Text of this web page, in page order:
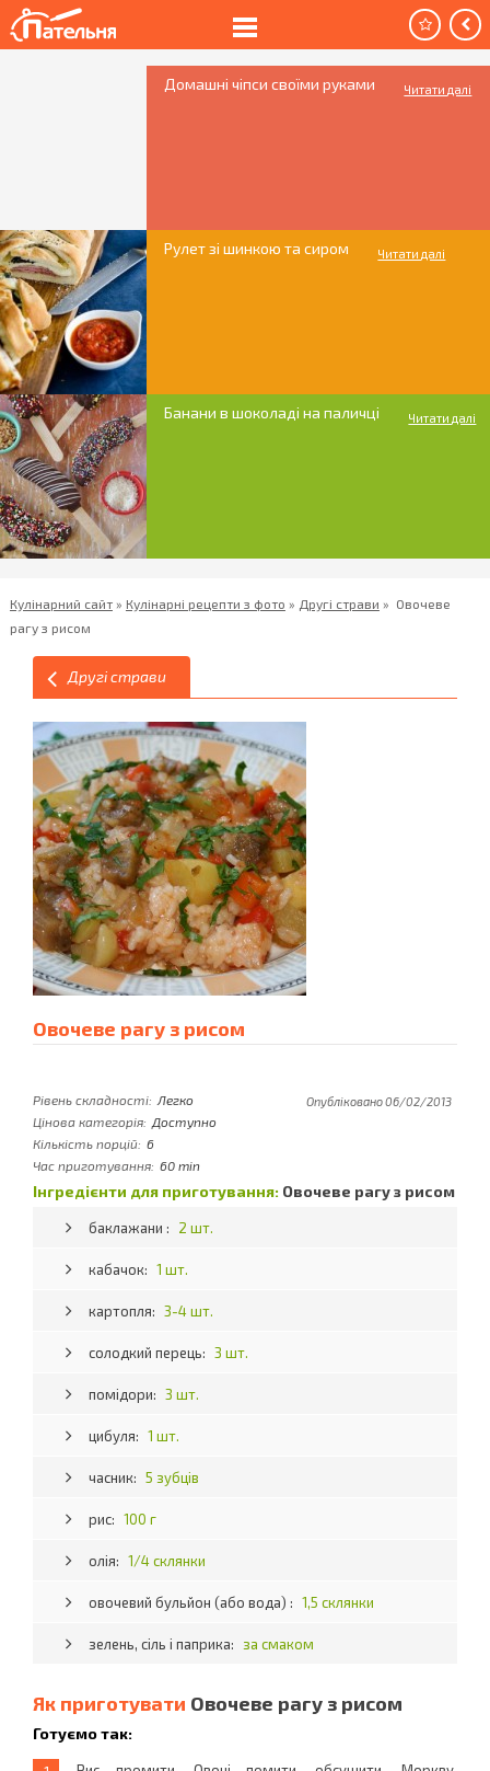
Домашні чіпси своїми руками Читати далі
Рулет зі шинкою та сиром Читати далі
Банани в шоколаді на паличці Читати далі
Кулінарний сайт» Кулінарні рецепти з фото » Другі страви » Овочеве
рагу з рисом
Другі страви
Овочеве рагу з рисом
Рівень складності: Легко
Цінова категорія: Доступно
Кількість порцій: 6
Час приготування: 60 min
Опубліковано 06/02/2013
Інгредієнти для приготування: Овочеве рагу з рисом
баклажани : 2 шт.
кабачок: 1 шт.
картопля: 3-4 шт.
солодкий перець: 3 шт.
помідори: 3 шт.
цибуля: 1 шт.
часник: 5 зубців
рис: 100 г
олія: 1/4 склянки
овочевий бульйон (або вода) : 1,5 склянки
зелень, сіль і паприка: за смаком
Як приготувати Овочеве рагу з рисом
Готуємо так: